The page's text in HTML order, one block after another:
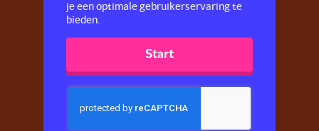
je een optimale gebruikerservaring te
bieden.
Start